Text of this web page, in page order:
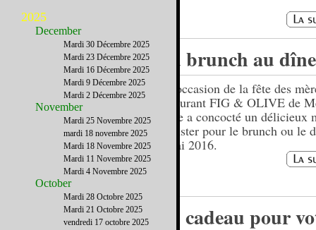
Du brunch au
A l’occasion de la fête des
restaurant FIG & OLIVE de
Place a concocté un délicieux
déguster pour le brunch ou le
8 mai 2016.
Un cadeau pour
2025
December
Mardi 30 Décembre 2025
Mardi 23 Décembre 2025
Mardi 16 Décembre 2025
Mardi 9 Décembre 2025
Mardi 2 Décembre 2025
November
Mardi 25 Novembre 2025
mardi 18 novembre 2025
Mardi 18 Novembre 2025
Mardi 11 Novembre 2025
Mardi 4 Novembre 2025
October
Mardi 28 Octobre 2025
Mardi 21 Octobre 2025
vendredi 17 octobre 2025